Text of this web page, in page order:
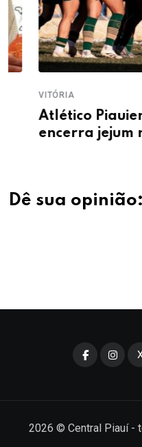
VITÓRIA
Atlético Piauiense
encerra jejum na
Dê sua opinião:
2026 © Central Piauí -